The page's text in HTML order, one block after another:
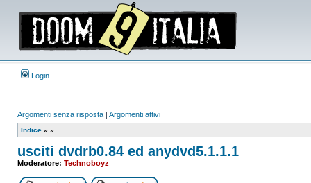
Login
Argomenti senza risposta | Argomenti attivi
Indice » »
usciti dvdrb0.84 ed anydvd5.1.1.1
Moderatore: Technoboyz